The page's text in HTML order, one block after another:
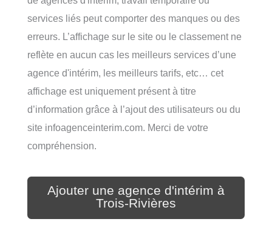
services liés peut comporter des manques ou des
erreurs. L’affichage sur le site ou le classement ne
reflète en aucun cas les meilleurs services d’une
agence d'intérim, les meilleurs tarifs, etc… cet
affichage est uniquement présent à titre
d’information grâce à l’ajout des utilisateurs ou du
site infoagenceinterim.com. Merci de votre
compréhension.
Ajouter une agence d'intérim à
Trois-Rivières